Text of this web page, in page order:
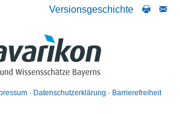
Versionsgeschichte
Datenschutzerklärung Barrierefreiheit